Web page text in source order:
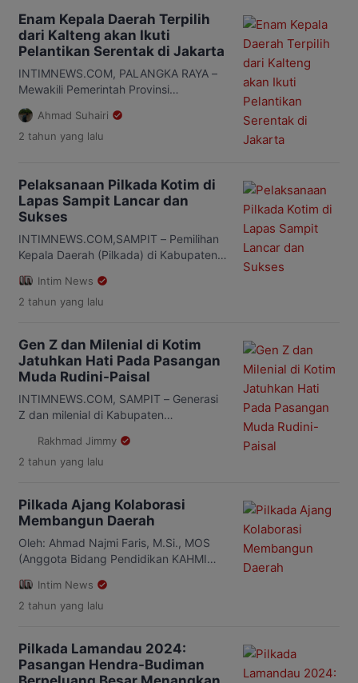
Kabar ini disampaikan oleh Jeffriko
Seran, kuasa hukum Rizki-Hamid, saat
tiba di Bandara Lanud Iskandar,
Pangkalan Bun, Rabu (26/2), pagi.
“Alhamdulillah, putusan […]
Enam Kepala Daerah Terpilih
dari Kalteng akan Ikuti
Pelantikan Serentak di Jakarta
INTIMNEWS.COM, PALANGKA RAYA –
Mewakili Pemerintah Provinsi
(Pemprov) Kalimantan Tengah
(Kalteng), Plt. Sekretaris Daerah
Provinsi Kalteng Katma F. Dirun
dan Wakil Kepala Daerah Terpilih Tahun
2024 bersama Kementerian Dalam
Negeri (Kemendagri) secara virtual di
Kantor Gubernur, Ruang Rapat Bajakah,
Senin, 3 Februari 2025. Rapat dipimpin
langsung oleh […]
Ahmad Suhairi
2 tahun yang lalu
Pelaksanaan Pilkada Kotim di
Lapas Sampit Lancar dan
Sukses
INTIMNEWS.COM,SAMPIT – Pemilihan
Kepala Daerah (Pilkada) di Kabupaten
Lembaga Pemasyarakatan Kelas IIB
Sampit, Kanwil Kemenkumham Kalteng
memenuhi syarat diberikan
kesempatan untuk menyalurkan hak
pilih mereka di TPS yang telah
disiapkan di dalam Lapas pada Rabu
27 November 2024. “Meskipun berada
Intim News
2 tahun yang lalu
Gen Z dan Milenial di Kotim
Jatuhkan Hati Pada Pasangan
Muda Rudini-Paisal
INTIMNEWS.COM, SAMPIT – Generasi
Z dan milenial di Kabupaten
Kopi Darat atau Kopdar Gen Z Menyala
di salah satu cafe di Jalan Seribu
Pasangan Calon Bupati dan Wakil
Bupati M Rudini Darwan Ali dan Paisal
Damarsing pada Kamis malam,
terpantau para […]
Rakhmad Jimmy
2 tahun yang lalu
Pilkada Ajang Kolaborasi
Membangun Daerah
Oleh: Ahmad Najmi Faris, M.Si., MOS
(Anggota Bidang Pendidikan KAHMI
– Pemilihan Kepala Daerah (Pilkada)
merupakan pemilihan langsung
Sebelum tahun 2005, Pemilihan kepala
daerah dipilih secara langsung oleh
Intim News
2 tahun yang lalu
Pilkada Lamandau 2024:
Pasangan Hendra-Budiman